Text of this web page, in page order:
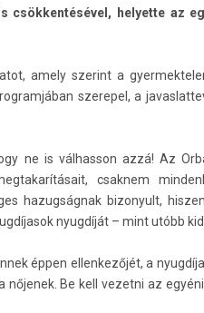
helyette az
amely szerint a
szerepel, a
ne is válhasson azzá! Az
csaknem
hazugságnak bizonyult,
nyugdíját – mint utóbb
éppen ellenkezőjét, a
Be kell vezetni az